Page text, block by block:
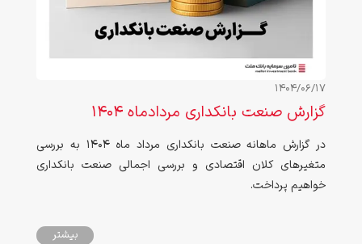
1404/06/17
گزارش صنعت بانکداری مردادماه 1404
در گزارش ماهانه صنعت بانکداری مرداد ماه 1404 به بررسی
متغیرهای کلان اقتصادی و بررسی اجمالی صنعت بانکداری
خواهیم پرداخت.
بیشتر